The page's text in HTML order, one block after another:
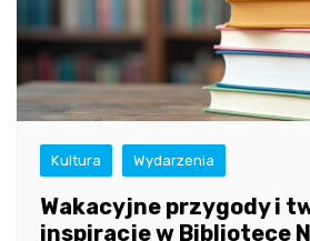
Kultura Wydarzenia
Wakacyjne przygody i
inspiracje w Bibliotece